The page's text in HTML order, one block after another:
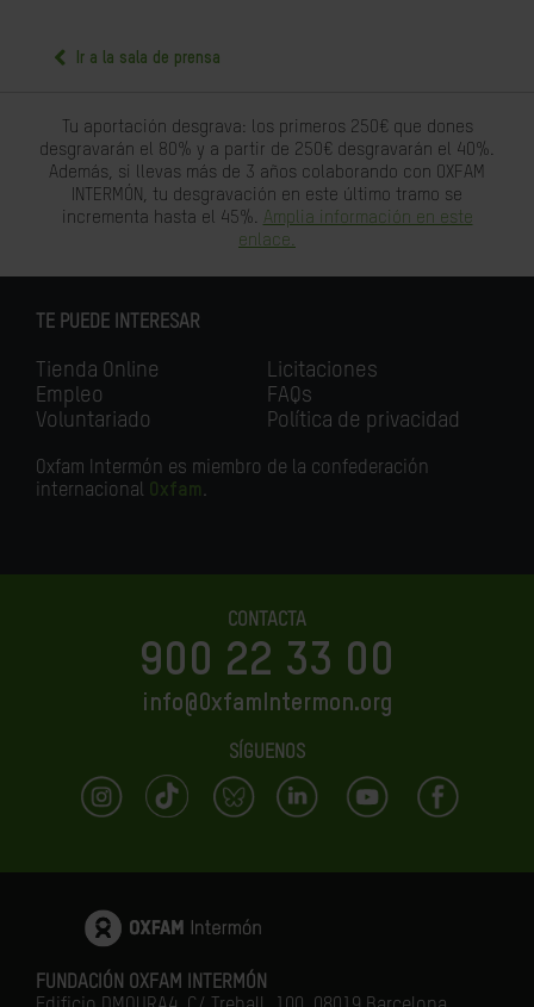
Ir a la sala de prensa
Tu aportación desgrava: los primeros 250€ que dones
desgravarán el 80% y a partir de 250€ desgravarán el 40%.
Además, si llevas más de 3 años colaborando con OXFAM
INTERMÓN, tu desgravación en este último tramo se
incrementa hasta el 45%. Amplia información en este
enlace.
TE PUEDE INTERESAR
Tienda Online
Empleo
Voluntariado
Licitaciones
FAQs
Política de privacidad
Oxfam Intermón es miembro de la confederación
internacional Oxfam.
CONTACTA
900 22 33 00
info@OxfamIntermon.org
SÍGUENOS
FUNDACIÓN OXFAM INTERMÓN